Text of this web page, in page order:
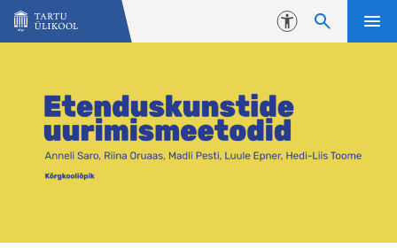
Liigu edasi põhisisu juurde
Juurdepääsetavus